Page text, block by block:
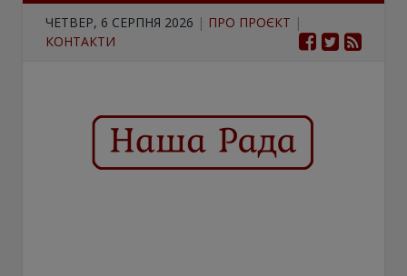
ЧЕТВЕР, 6 СЕРПНЯ 2026 | ПРО ПРОЄКТ |
КОНТАКТИ